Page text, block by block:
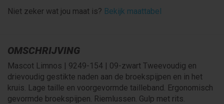
Niet zeker wat jou maat is? Bekijk maattabel
OMSCHRIJVING
Mascot Limnos | 9249-154 | 09-zwart Tweevoudig en
drievoudig gestikte naden aan de broekspijpen en in het
kruis. Lage taille en voorgevormde tailleband. Ergonomisch
gevormde broekspijpen. Riemlussen. Gulp met rits.